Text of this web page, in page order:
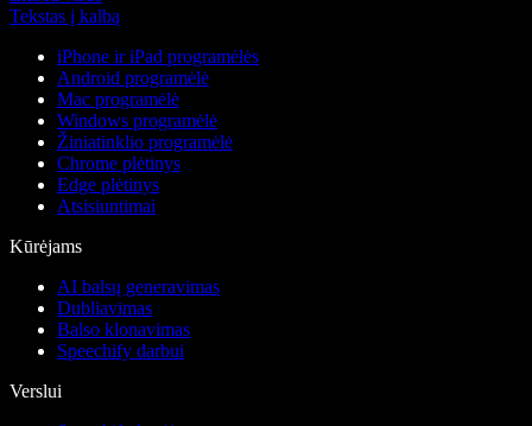
Tekstas į kalbą
iPhone ir iPad programėlės
Android programėlė
Mac programėlė
Windows programėlė
Žiniatinklio programėlė
Chrome plėtinys
Edge plėtinys
Atsisiuntimai
Kūrėjams
AI balsų generavimas
Dubliavimas
Balso klonavimas
Speechify darbui
Verslui